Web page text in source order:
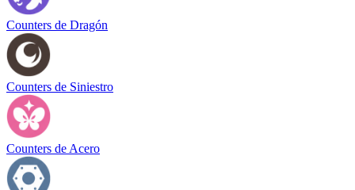
Counters de Dragón
Counters de Siniestro
Counters de Acero